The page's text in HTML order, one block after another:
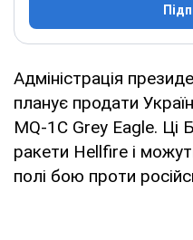
Адміністрація
планує продати
MQ-1C Grey Eagle. Ці
ракети Hellfire і
полі бою проти